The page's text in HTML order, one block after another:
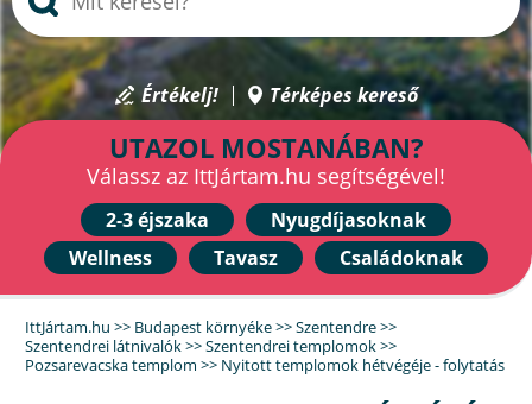
Értékelj! Térképes kereső
UTAZOL MOSTANÁBAN?
Válassz az IttJártam.hu segítségével!
2-3 éjszaka
Nyugdíjasoknak
Wellness
Tavasz Családoknak
IttJártam.hu >> Budapest környéke>>Szentendre>>
Szentendrei látnivalók>>Szentendrei templomok>>
Pozsarevacska templom >> Nyitott templomok hétvégéje - folytatás